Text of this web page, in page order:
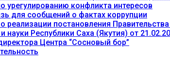
урегулированию конфликта интересов
для сообщений о фактах коррупции
реализации постановления
науки Республики Саха (Якутия) от
Центра “Сосновый бор”